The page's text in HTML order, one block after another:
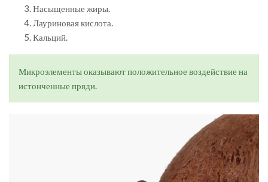
Насыщенные жиры.
Лауриновая кислота.
Кальций.
Микроэлементы оказывают положительное воздействие на
истонченные пряди.